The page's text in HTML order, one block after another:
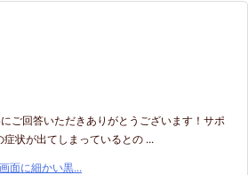
ご回答いただきありがとうございます！サポ
状が出てしまっているとの ...
面に細かい黒...